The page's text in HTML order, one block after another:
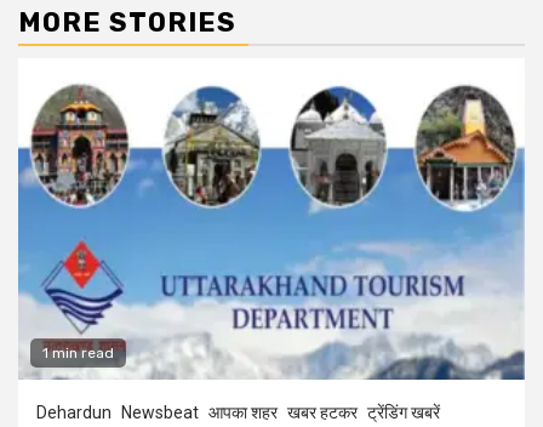
MORE STORIES
1 min read
Dehardun Newsbeat आपका शहर खबर हटकर ट्रेंडिंग खबरें